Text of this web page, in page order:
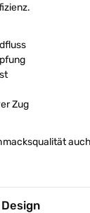
Zug